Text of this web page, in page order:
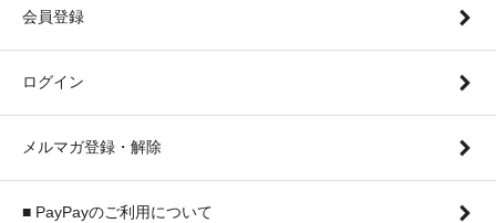
会員登録
ログイン
メルマガ登録・解除
■ PayPayのご利用について